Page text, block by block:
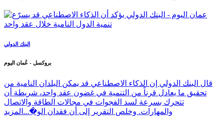
البنك الدولي
بروكسل - عُمان اليوم
قال البنك الدولي إن الذكاء الاصطناعي قد يمكن البلدان النامية من
تحقيق ما يعادل قرناً من التنمية في غضون عقد واحد، شريطة أن
تتحرك بسرعة لسد الفجوات في مجالات الطاقة والاتصال
والمهارات. وخلص التقرير إلى أن فقدان الو�... المزيد